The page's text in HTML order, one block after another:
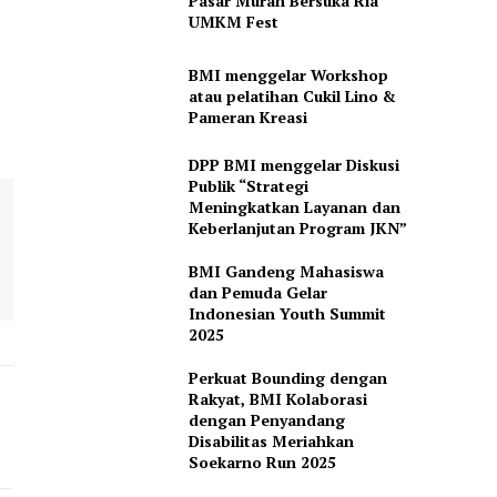
UMKM Fest
BMI menggelar Workshop
atau pelatihan Cukil Lino &
Pameran Kreasi
DPP BMI menggelar Diskusi
Publik “Strategi
Meningkatkan Layanan dan
Keberlanjutan Program JKN”
BMI Gandeng Mahasiswa
dan Pemuda Gelar
Indonesian Youth Summit
2025
Perkuat Bounding dengan
Rakyat, BMI Kolaborasi
dengan Penyandang
Disabilitas Meriahkan
Soekarno Run 2025